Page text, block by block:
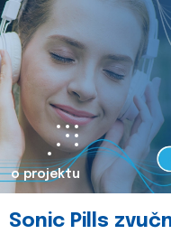
o projektu
Sonic Pills